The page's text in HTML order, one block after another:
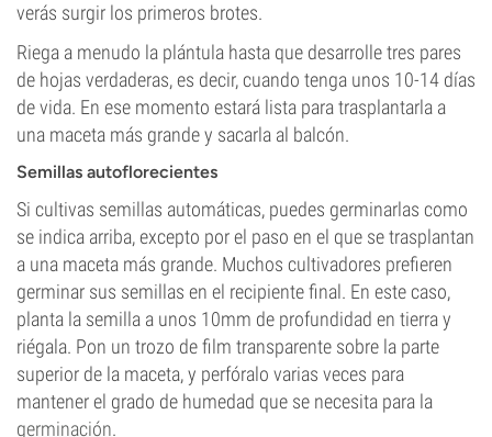
verás surgir los primeros brotes.
Riega a menudo la plántula hasta que desarrolle tres pares
de hojas verdaderas, es decir, cuando tenga unos 10-14 días
de vida. En ese momento estará lista para trasplantarla a
una maceta más grande y sacarla al balcón.
Semillas autoflorecientes
Si cultivas semillas automáticas, puedes germinarlas como
se indica arriba, excepto por el paso en el que se trasplantan
a una maceta más grande. Muchos cultivadores prefieren
germinar sus semillas en el recipiente final. En este caso,
planta la semilla a unos 10mm de profundidad en tierra y
riégala. Pon un trozo de film transparente sobre la parte
superior de la maceta, y perfóralo varias veces para
mantener el grado de humedad que se necesita para la
germinación.